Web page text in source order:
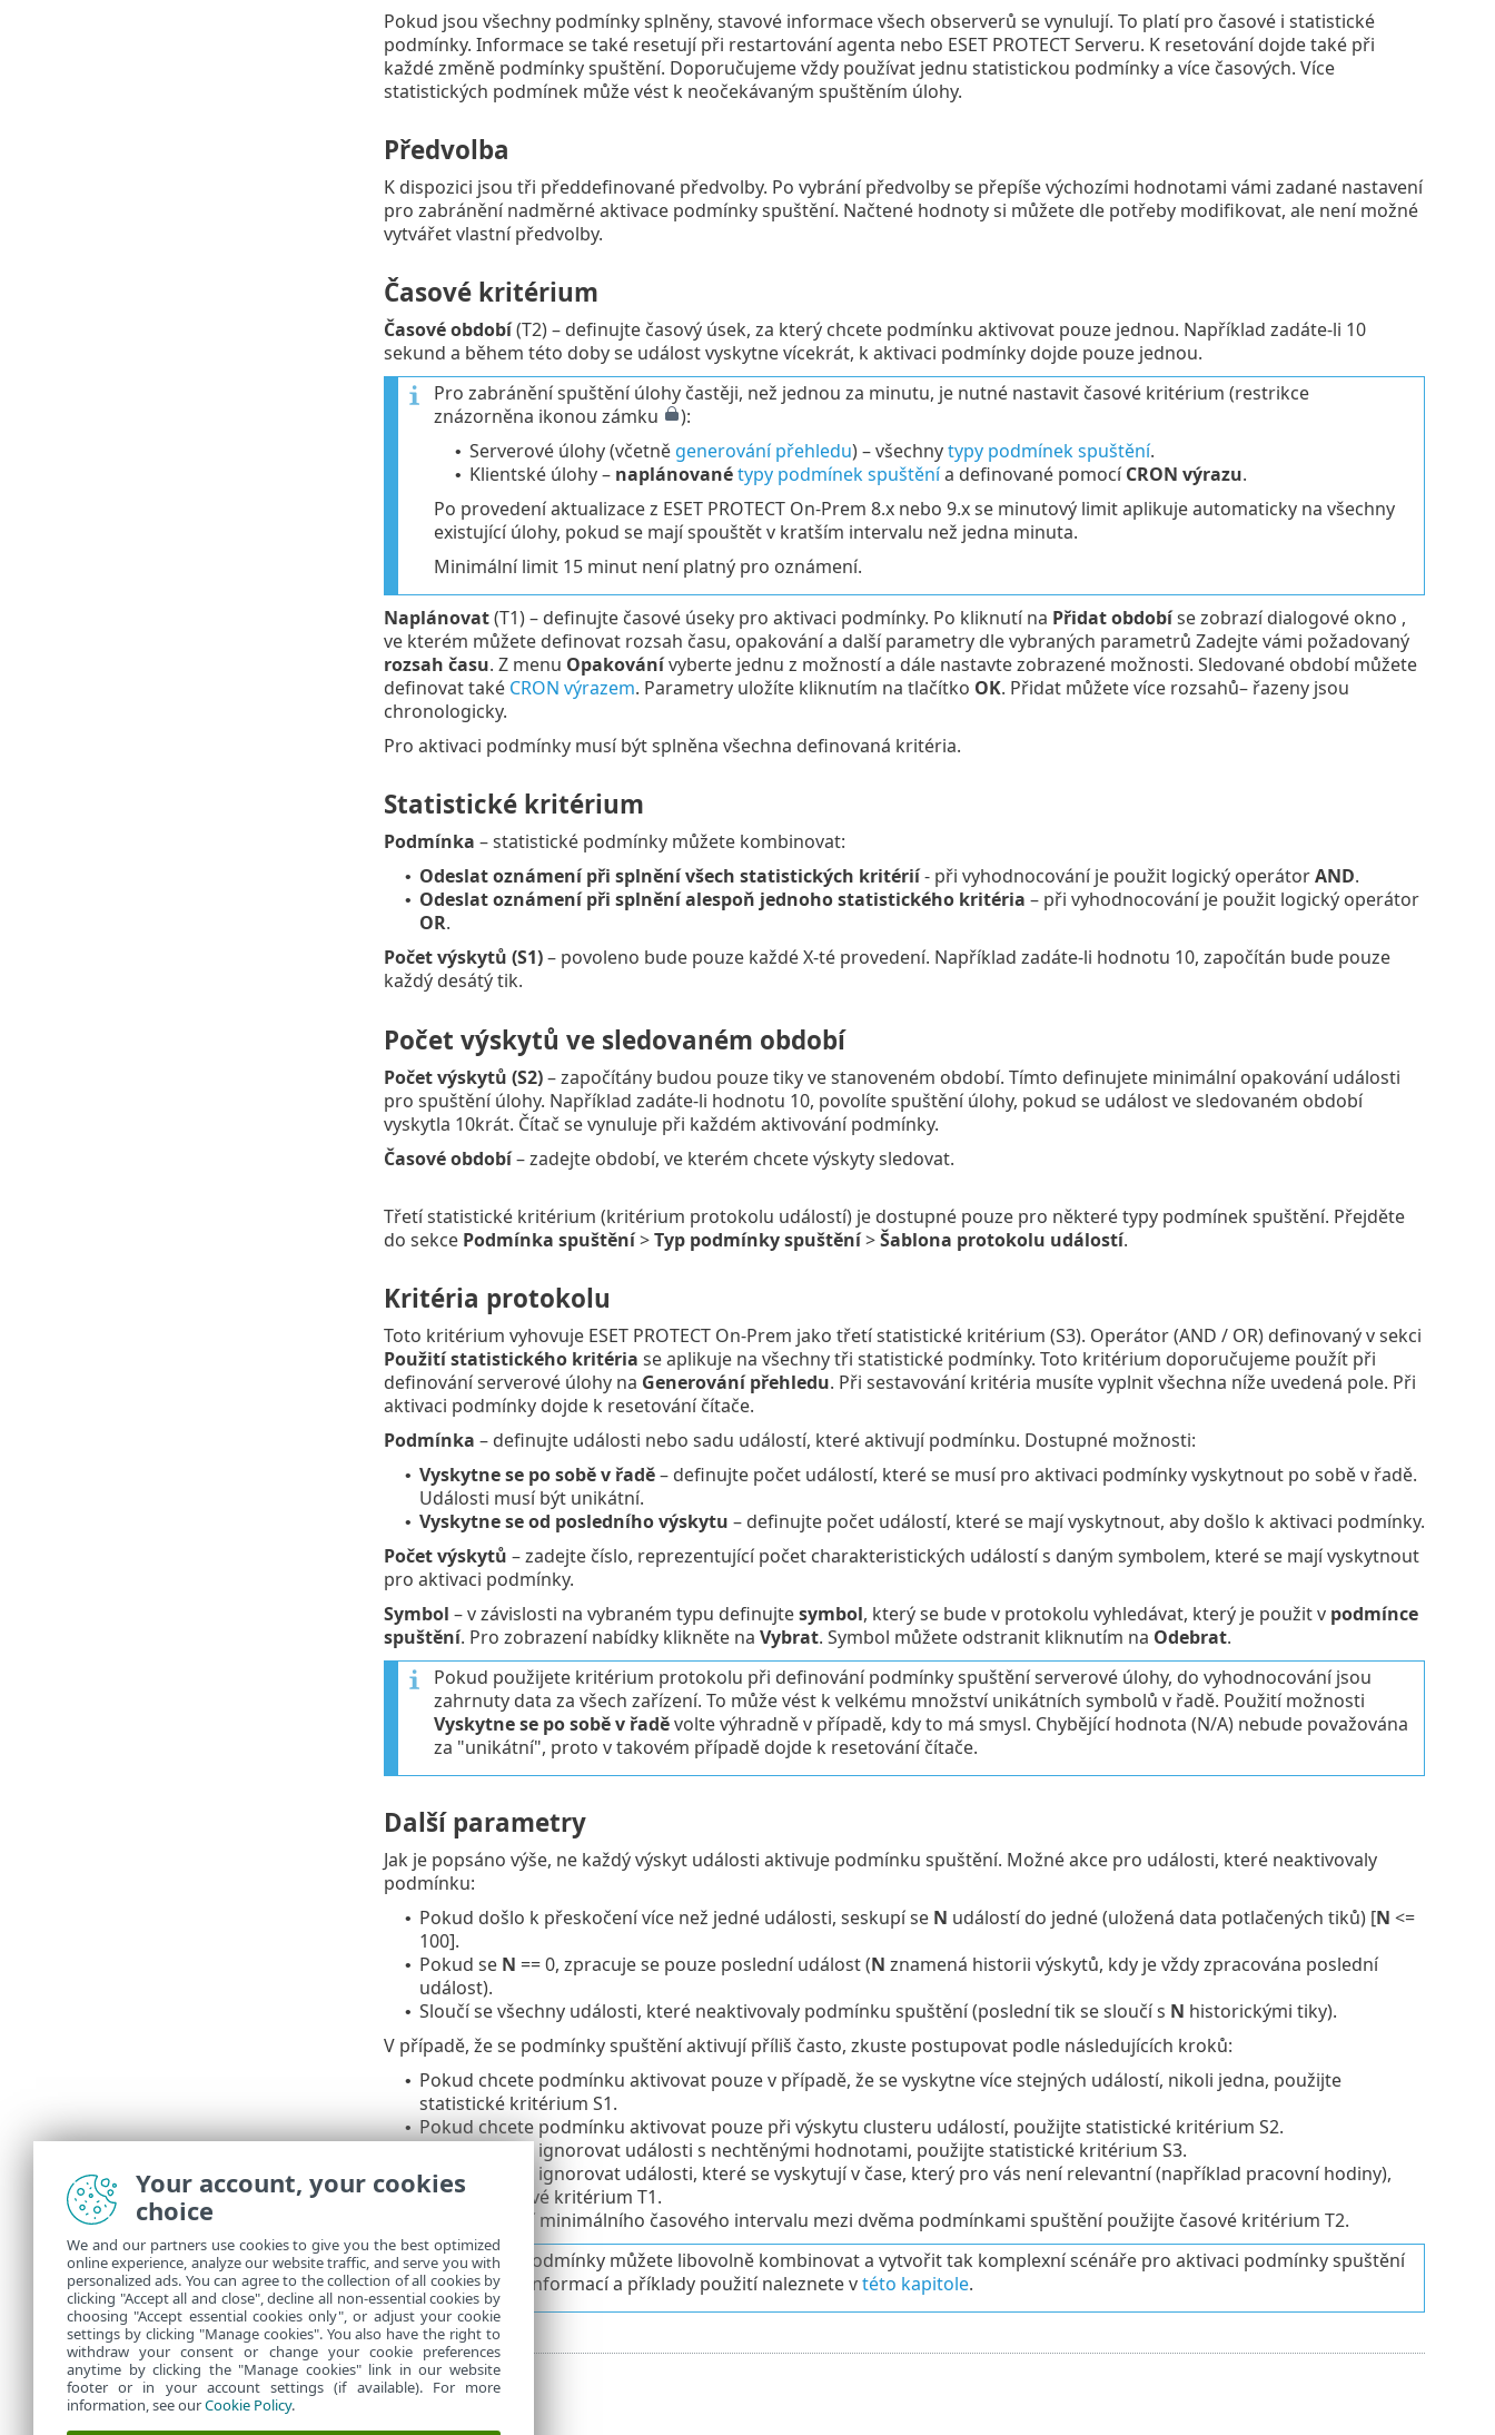
Pokud jsou všechny podmínky splněny, stavové informace všech observerů se vynulují. To platí pro časové i statistické
podmínky. Informace se také resetují při restartování agenta nebo ESET PROTECT Serveru. K resetování dojde také při
každé změně podmínky spuštění. Doporučujeme vždy používat jednu statistickou podmínky a více časových. Více
statistických podmínek může vést k neočekávaným spuštěním úlohy.
Předvolba
K dispozici jsou tři předdefinované předvolby. Po vybrání předvolby se přepíše výchozími hodnotami vámi zadané nastavení
pro zabránění nadměrné aktivace podmínky spuštění. Načtené hodnoty si můžete dle potřeby modifikovat, ale není možné
vytvářet vlastní předvolby.
Časové kritérium
Časové období(T2) – definujte časový úsek, za který chcete podmínku aktivovat pouze jednou. Například zadáte-li 10
sekund a během této doby se událost vyskytne vícekrát, k aktivaci podmínky dojde pouze jednou.
Pro zabránění spuštění úlohy častěji, než jednou za minutu, je nutné nastavit časové kritérium (restrikce
znázorněna ikonou zámku
):
• Serverové úlohy (včetně generování přehledu) – všechnytypy podmínek spuštění.
• Klientské úlohy – naplánované typy podmínek spuštěnía definované pomocíCRON výrazu.
Po provedení aktualizace z ESET PROTECT On-Prem 8.x nebo 9.x se minutový limit aplikuje automaticky na všechny
existující úlohy, pokud se mají spouštět v kratším intervalu než jedna minuta.
Minimální limit 15 minut není platný pro oznámení.
Naplánovat(T1) – definujte časové úseky pro aktivaci podmínky. Po kliknutí na Přidat obdobíse zobrazí dialogové okno ,
ve kterém můžete definovat rozsah času, opakování a další parametry dle vybraných parametrů Zadejte vámi požadovaný
rozsah času. Z menu Opakovánívyberte jednu z možností a dále nastavte zobrazené možnosti. Sledované období můžete
definovat také CRON výrazem. Parametry uložíte kliknutím na tlačítko OK. Přidat můžete více rozsahů– řazeny jsou
chronologicky.
Pro aktivaci podmínky musí být splněna všechna definovaná kritéria.
Statistické kritérium
Podmínka – statistické podmínky můžete kombinovat:
• Odeslat oznámení při splnění všech statistických kritérií- při vyhodnocování je použit logický operátorAND.
• Odeslat oznámení při splnění alespoň jednoho statistického kritéria – při vyhodnocování je použit logický operátor
OR.
Počet výskytů (S1)– povoleno bude pouze každé X-té provedení. Například zadáte-li hodnotu 10, započítán bude pouze
každý desátý tik.
Počet výskytů ve sledovaném období
Počet výskytů (S2)– započítány budou pouze tiky ve stanoveném období. Tímto definujete minimální opakování události
pro spuštění úlohy. Například zadáte-li hodnotu 10, povolíte spuštění úlohy, pokud se událost ve sledovaném období
vyskytla 10krát. Čítač se vynuluje při každém aktivování podmínky.
Časové období– zadejte období, ve kterém chcete výskyty sledovat.
Třetí statistické kritérium (kritérium protokolu událostí) je dostupné pouze pro některé typy podmínek spuštění. Přejděte
do sekce Podmínka spuštění>Typ podmínky spuštění>Šablona protokolu událostí.
Kritéria protokolu
Toto kritérium vyhovuje ESET PROTECT On-Prem jako třetí statistické kritérium (S3). Operátor (AND / OR) definovaný v sekci
Použití statistického kritéria se aplikuje na všechny tři statistické podmínky. Toto kritérium doporučujeme použít při
definování serverové úlohy na Generování přehledu. Při sestavování kritéria musíte vyplnit všechna níže uvedená pole. Při
aktivaci podmínky dojde k resetování čítače.
Podmínka – definujte události nebo sadu událostí, které aktivují podmínku. Dostupné možnosti:
• Vyskytne se po sobě v řadě– definujte počet událostí, které se musí pro aktivaci podmínky vyskytnout po sobě v řadě.
Události musí být unikátní.
• Vyskytne se od posledního výskytu – definujte počet událostí, které se mají vyskytnout, aby došlo k aktivaci podmínky.
Počet výskytů – zadejte číslo, reprezentující počet charakteristických událostí s daným symbolem, které se mají vyskytnout
pro aktivaci podmínky.
Symbol – v závislosti na vybraném typu definujtesymbol, který se bude v protokolu vyhledávat, který je použit v podmínce
spuštění. Pro zobrazení nabídky klikněte na Vybrat. Symbol můžete odstranit kliknutím na Odebrat.
Pokud použijete kritérium protokolu při definování podmínky spuštění serverové úlohy, do vyhodnocování jsou
zahrnuty data za všech zařízení. To může vést k velkému množství unikátních symbolů v řadě. Použití možnosti
Vyskytne se po sobě v řaděvolte výhradně v případě, kdy to má smysl. Chybějící hodnota (N/A) nebude považována
za "unikátní", proto v takovém případě dojde k resetování čítače.
Další parametry
Jak je popsáno výše, ne každý výskyt události aktivuje podmínku spuštění. Možné akce pro události, které neaktivovaly
podmínku:
• Pokud došlo k přeskočení více než jedné události, seskupí se N událostí do jedné (uložená data potlačených tiků) [N <=
100].
• Pokud se N == 0, zpracuje se pouze poslední událost (N znamená historii výskytů, kdy je vždy zpracována poslední
událost).
• Sloučí se všechny události, které neaktivovaly podmínku spuštění (poslední tik se sloučí s N historickými tiky).
V případě, že se podmínky spuštění aktivují příliš často, zkuste postupovat podle následujících kroků:
• Pokud chcete podmínku aktivovat pouze v případě, že se vyskytne více stejných událostí, nikoli jedna, použijte
statistické kritérium S1.
• Pokud chcete podmínku aktivovat pouze při výskytu clusteru událostí, použijte statistické kritérium S2.
Pokud chcete ignorovat události s nechtěnými hodnotami, použijte statistické kritérium S3.
Pokud chcete ignorovat události, které se vyskytují v čase, který pro vás není relevantní (například pracovní hodiny),
použijte časové kritérium T1.
Pro nastavení minimálního časového intervalu mezi dvěma podmínkami spuštění použijte časové kritérium T2.
Jednotlivé podmínky můžete libovolně kombinovat a vytvořit tak komplexní scénáře pro aktivaci podmínky spuštění
úlohy. Více informací a příklady použití naleznete vtéto kapitole.
Your account, your cookies
choice
We and our partners use cookies to give you the best optimized
online experience, analyze our website traffic, and serve you with
personalized ads. You can agree to the collection of all cookies by
clicking "Accept all and close", decline all non-essential cookies by
choosing "Accept essential cookies only", or adjust your cookie
settings by clicking "Manage cookies". You also have the right to
withdraw your consent or change your cookie preferences
anytime by clicking the "Manage cookies" link in our website
footer or in your account settings (if available). For more
information, see ourCookie Policy.